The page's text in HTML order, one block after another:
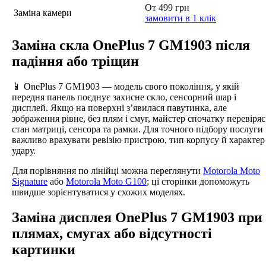
Заміна камери
От 499 грн
замовити в 1 клік
Заміна скла OnePlus 7 GM1903 після
падіння або тріщин
📱 OnePlus 7 GM1903 — модель свого покоління, у якій
передня панель поєднує захисне скло, сенсорний шар і
дисплей. Якщо на поверхні з’явилася павутинка, але
зображення рівне, без плям і смуг, майстер спочатку перевіряє
стан матриці, сенсора та рамки. Для точного підбору послуги
важливо врахувати ревізію пристрою, тип корпусу й характер
удару.
Для порівняння по лінійці можна переглянути Motorola Moto
Signature або Motorola Moto G100; ці сторінки допоможуть
швидше зорієнтуватися у схожих моделях.
Заміна дисплея OnePlus 7 GM1903 при
плямах, смугах або відсутності
картинки